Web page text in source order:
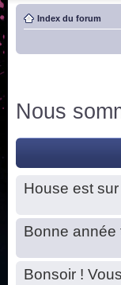
Index du forum
Nous
House est
Bonne année
Bonsoir !